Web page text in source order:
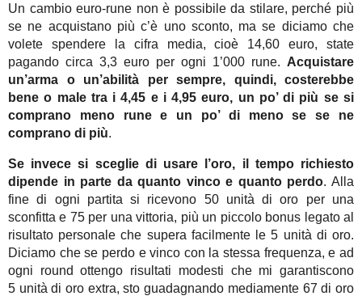
Un cambio euro-rune non è possibile da stilare, perché più
se ne acquistano più c’è uno sconto, ma se diciamo che
volete spendere la cifra media, cioè 14,60 euro, state
pagando circa 3,3 euro per ogni 1’000 rune. Acquistare
un’arma o un’abilità per sempre, quindi, costerebbe
bene o male tra i 4,45 e i 4,95 euro, un po’ di più se si
comprano meno rune e un po’ di meno se se ne
comprano di più.
Se invece si sceglie di usare l’oro, il tempo richiesto
dipende in parte da quanto vinco e quanto perdo. Alla
fine di ogni partita si ricevono 50 unità di oro per una
sconfitta e 75 per una vittoria, più un piccolo bonus legato al
risultato personale che supera facilmente le 5 unità di oro.
Diciamo che se perdo e vinco con la stessa frequenza, e ad
ogni round ottengo risultati modesti che mi garantiscono
5 unità di oro extra, sto guadagnando mediamente 67 di oro